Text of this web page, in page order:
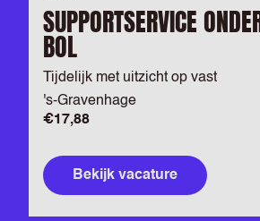
SUPPORTSERVICE
BOL
Tijdelijk met uitzicht op vast
's-Gravenhage
€17,88
Bekijk vacature